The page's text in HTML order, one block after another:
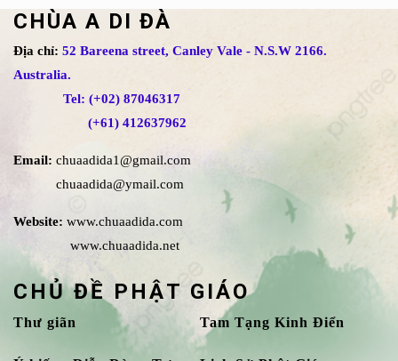
CHÙA A DI ĐÀ
Địa chỉ: 52 Bareena street, Canley Vale - N.S.W 2166.
Australia.
Tel: (+02) 87046317
(+61) 412637962
Email: chuaadida1@gmail.com
chuaadida@ymail.com
Website: www.chuaadida.com
www.chuaadida.net
CHỦ ĐỀ PHẬT GIÁO
Thư giãn Tam Tạng Kinh Điển